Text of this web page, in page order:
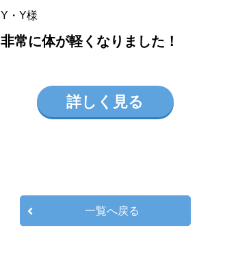
Y・Y様
非常に体が軽くなりました！
詳しく見る
一覧へ戻る